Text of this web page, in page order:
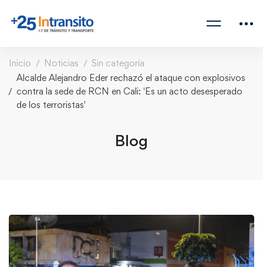
Inicio Noticias
Sin categoría
Alcalde Alejandro Eder rechazó el ataque con explosivos
contra la sede de RCN en Cali: 'Es un acto desesperado
de los terroristas'
Blog